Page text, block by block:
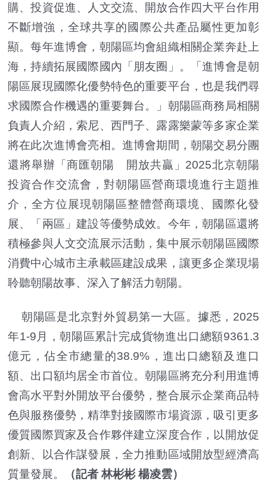
購、投資促進、人文交流、開放合作四大平台作用
不斷增強，全球共享的國際公共產品屬性更加彰
顯。每年進博會，朝陽區均會組織相關企業奔赴上
海，持續拓展國際國內「朋友圈」。「進博會是朝
陽區展現國際化優勢特色的重要平台，也是我們尋
求國際合作機遇的重要舞台。」朝陽區商務局相關
負責人介紹，索尼、西門子、露露樂蒙等多家企業
將在此次進博會亮相。進博會期間，朝陽交易分團
還將舉辦「商匯朝陽 開放共贏」2025北京朝陽
投資合作交流會，對朝陽區營商環境進行主題推
介，全方位展現朝陽區整體營商環境、國際化發
展、「兩區」建設等優勢成效。今年，朝陽區還將
積極參與人文交流展示活動，集中展示朝陽區國際
消費中心城市主承載區建設成果，讓更多企業現場
聆聽朝陽故事、深入了解活力朝陽。
朝陽區是北京對外貿易第一大區。據悉，2025
年1-9月，朝陽區累計完成貨物進出口總額9361.3
億元，佔全市總量的38.9%，進出口總額及進口
額、出口額均居全市首位。朝陽區將充分利用進博
會高水平對外開放平台優勢，整合展示企業商品特
色與服務優勢，精準對接國際市場資源，吸引更多
優質國際買家及合作夥伴建立深度合作，以開放促
創新、以合作謀發展，全力推動區域開放型經濟高
質量發展。
（記者 林彬彬 楊凌雲）